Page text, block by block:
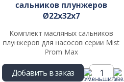
сальников плунжеров
Ø22х32х7
Комплект масляных сальников
плунжеров для насосов серии Mist
Prom Max
Добавить в заказ